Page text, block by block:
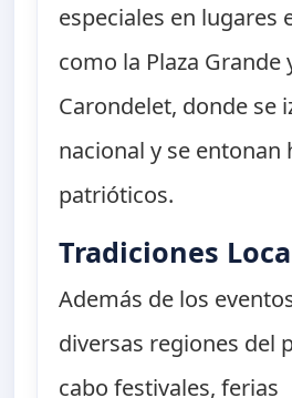
especiales en lugares
como la Plaza Grande
Carondelet, donde se
nacional y se entonan
patrióticos.
Tradiciones
Además de los
diversas regiones del
cabo festivales, ferias